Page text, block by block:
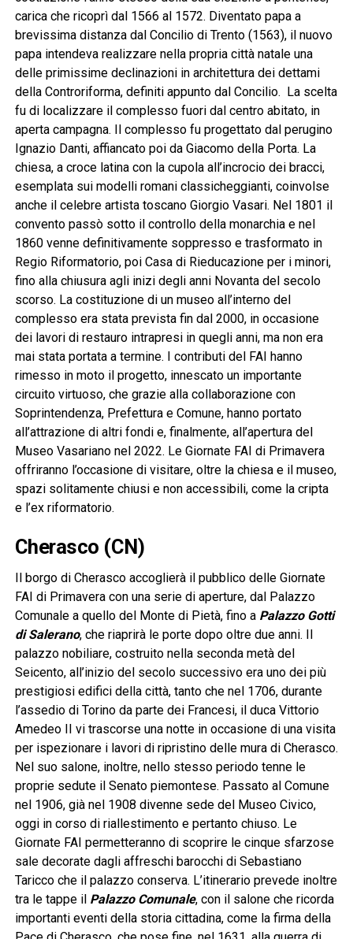
carica che ricoprì dal 1566 al 1572. Diventato papa a
brevissima distanza dal Concilio di Trento (1563), il nuovo
papa intendeva realizzare nella propria città natale una
delle primissime declinazioni in architettura dei dettami
della Controriforma, definiti appunto dal Concilio. La scelta
fu di localizzare il complesso fuori dal centro abitato, in
aperta campagna. Il complesso fu progettato dal perugino
Ignazio Danti, affiancato poi da Giacomo della Porta. La
chiesa, a croce latina con la cupola all’incrocio dei bracci,
esemplata sui modelli romani classicheggianti, coinvolse
anche il celebre artista toscano Giorgio Vasari. Nel 1801 il
convento passò sotto il controllo della monarchia e nel
1860 venne definitivamente soppresso e trasformato in
Regio Riformatorio, poi Casa di Rieducazione per i minori,
fino alla chiusura agli inizi degli anni Novanta del secolo
scorso. La costituzione di un museo all’interno del
complesso era stata prevista fin dal 2000, in occasione
dei lavori di restauro intrapresi in quegli anni, ma non era
mai stata portata a termine. I contributi del FAI hanno
rimesso in moto il progetto, innescato un importante
circuito virtuoso, che grazie alla collaborazione con
Soprintendenza, Prefettura e Comune, hanno portato
all’attrazione di altri fondi e, finalmente, all’apertura del
Museo Vasariano nel 2022. Le Giornate FAI di Primavera
offriranno l’occasione di visitare, oltre la chiesa e il museo,
spazi solitamente chiusi e non accessibili, come la cripta
e l’ex riformatorio.
Cherasco (CN)
Il borgo di Cherasco accoglierà il pubblico delle Giornate
FAI di Primavera con una serie di aperture, dal Palazzo
Comunale a quello del Monte di Pietà, fino a Palazzo Gotti
di Salerano, che riaprirà le porte dopo oltre due anni. Il
palazzo nobiliare, costruito nella seconda metà del
Seicento, all’inizio del secolo successivo era uno dei più
prestigiosi edifici della città, tanto che nel 1706, durante
l’assedio di Torino da parte dei Francesi, il duca Vittorio
Amedeo II vi trascorse una notte in occasione di una visita
per ispezionare i lavori di ripristino delle mura di Cherasco.
Nel suo salone, inoltre, nello stesso periodo tenne le
proprie sedute il Senato piemontese. Passato al Comune
nel 1906, già nel 1908 divenne sede del Museo Civico,
oggi in corso di riallestimento e pertanto chiuso. Le
Giornate FAI permetteranno di scoprire le cinque sfarzose
sale decorate dagli affreschi barocchi di Sebastiano
Taricco che il palazzo conserva. L’itinerario prevede inoltre
tra le tappe il Palazzo Comunale, con il salone che ricorda
importanti eventi della storia cittadina, come la firma della